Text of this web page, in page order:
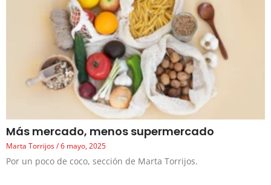
Más mercado, menos supermercado
Marta Torrijos 6 mayo, 2025
Por un poco de coco, sección de Marta Torrijos.